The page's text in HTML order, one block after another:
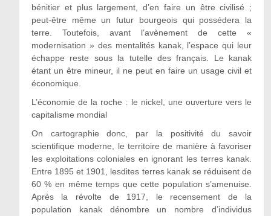
bénitier et plus largement, d’en faire un être civilisé ;
peut-être même un futur bourgeois qui possédera la
terre. Toutefois, avant l’avènement de cette «
modernisation » des mentalités kanak, l’espace qui leur
échappe reste sous la tutelle des français. Le kanak
étant un être mineur, il ne peut en faire un usage civil et
économique.
L’économie de la roche : le nickel, une ouverture vers le
capitalisme mondial
On cartographie donc, par la positivité du savoir
scientifique moderne, le territoire de manière à favoriser
les exploitations coloniales en ignorant les terres kanak.
Entre 1895 et 1901, lesdites terres kanak se réduisent de
60 % en même temps que cette population s’amenuise.
Après la révolte de 1917, le recensement de la
population kanak dénombre un nombre d’individus